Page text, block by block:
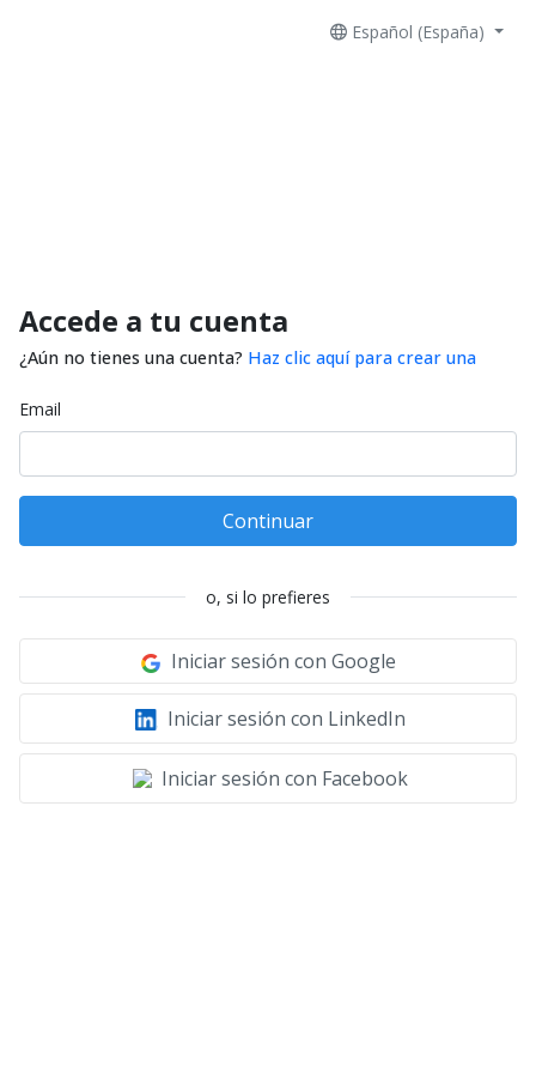
Español (España)
Accede a tu cuenta
¿Aún no tienes una cuenta? Haz clic aquí para crear una
Email
Continuar
o, si lo prefieres
Iniciar sesión con Google
Iniciar sesión con LinkedIn
Iniciar sesión con Facebook